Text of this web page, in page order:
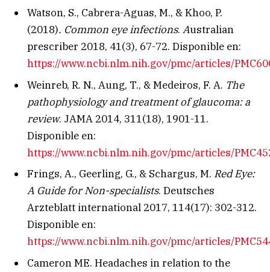
Watson, S., Cabrera-Aguas, M., & Khoo, P.
(2018). Common eye infections. Australian
prescriber 2018, 41(3), 67-72. Disponible en:
https://www.ncbi.nlm.nih.gov/pmc/articles/
Weinreb, R. N., Aung, T., & Medeiros, F. A. The
pathophysiology and treatment of glaucoma: a
review. JAMA 2014, 311(18), 1901-11.
Disponible en:
https://www.ncbi.nlm.nih.gov/pmc/articles/
Frings, A., Geerling, G., & Schargus, M. Red Eye:
A Guide for Non-specialists. Deutsches
Arzteblatt international 2017, 114(17): 302-312.
Disponible en:
https://www.ncbi.nlm.nih.gov/pmc/articles/
Cameron ME. Headaches in relation to the